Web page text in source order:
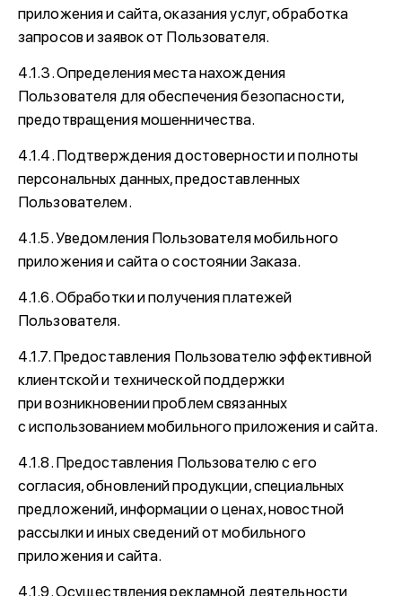
приложения и сайта, оказания услуг, обработка
запросов и заявок от Пользователя.
4.1.3. Определения места нахождения
Пользователя для обеспечения безопасности,
предотвращения мошенничества.
4.1.4. Подтверждения достоверности и полноты
персональных данных, предоставленных
Пользователем.
4.1.5. Уведомления Пользователя мобильного
приложения и сайта о состоянии Заказа.
4.1.6. Обработки и получения платежей
Пользователя.
4.1.7. Предоставления Пользователю эффективной
клиентской и технической поддержки
при возникновении проблем связанных
с использованием мобильного приложения и сайта.
4.1.8. Предоставления Пользователю с его
согласия, обновлений продукции, специальных
предложений, информации о ценах, новостной
рассылки и иных сведений от мобильного
приложения и сайта.
4.1.9. Осуществления рекламной деятельности